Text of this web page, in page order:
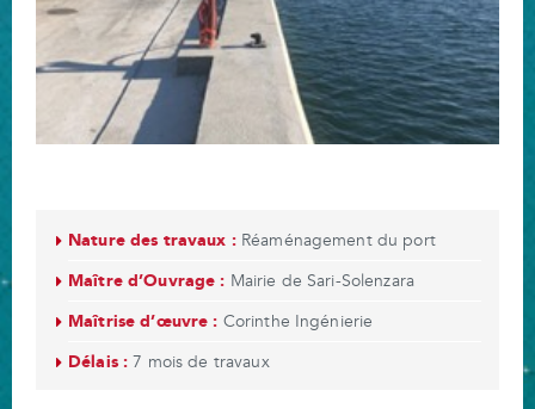
Nature des travaux : Réaménagement du port
Maître d’Ouvrage : Mairie de Sari-Solenzara
Maîtrise d’œuvre : Corinthe Ingénierie
Délais : 7 mois de travaux